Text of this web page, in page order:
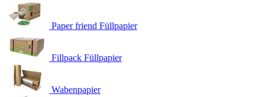
Paper friend Füllpapier
Fillpack Füllpapier
Wabenpapier